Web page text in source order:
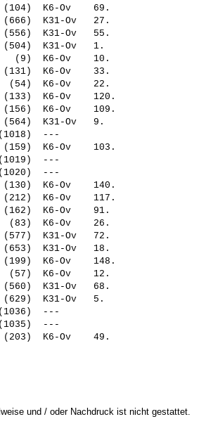
K6-Ov    69.
K31-Ov   27.
K31-Ov   55.
K31-Ov   1.
(9)  K6-Ov    10.
K6-Ov    33.
(54)  K6-Ov    22.
K6-Ov    120.
K6-Ov    109.
K31-Ov   9.
(1018)  ---
K6-Ov    103.
(1019)  ---
(1020)  ---
K6-Ov    140.
K6-Ov    117.
K6-Ov    91.
(83)  K6-Ov    26.
K31-Ov   72.
K31-Ov   18.
K6-Ov    148.
K6-Ov    12.
K31-Ov   68.
K31-Ov   5.
(1036)  ---
(1035)  ---
und / oder Nachdruck ist nicht gestattet.